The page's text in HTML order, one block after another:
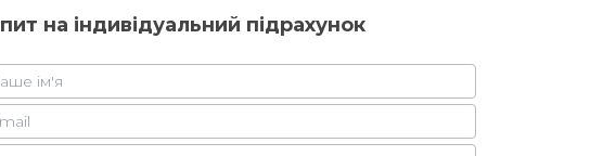
на індивідуальний підрахунок